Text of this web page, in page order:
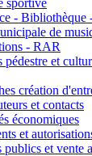
sportive
- Bibliothèque
de
- RAR
pédestre et
création
et contacts
économiques
et
publics et vente